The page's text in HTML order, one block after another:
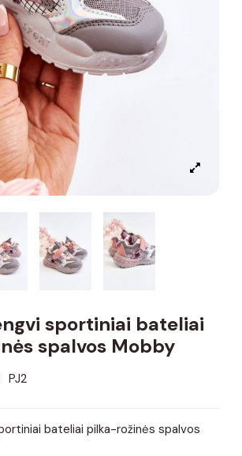
sportiniai bateliai
spalvos Mobby
PJ2
bateliai pilka-rožinės spalvos